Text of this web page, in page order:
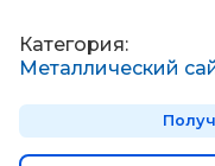
о
д
б
о
р
м
Категория:
Металлический